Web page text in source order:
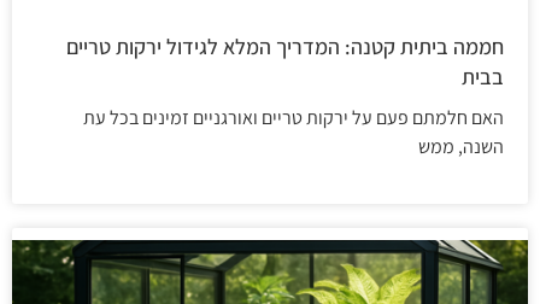
חממה ביתית קטנה: המדריך המלא לגידול ירקות טריים
בבית
האם חלמתם פעם על ירקות טריים ואורגניים זמינים בכל עת
השנה, ממש